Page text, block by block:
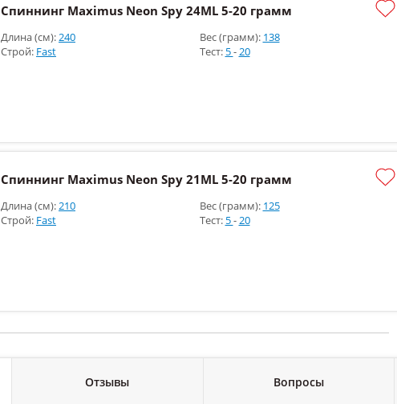
Спиннинг Maximus Neon Spy 24ML 5-20 грамм
Длина (см):240
Строй: Fast
Вес (грамм): 138
Тест: 5-20
Спиннинг Maximus Neon Spy 21ML 5-20 грамм
Длина (см):210
Строй: Fast
Вес (грамм): 125
Тест: 5-20
Отзывы Вопросы